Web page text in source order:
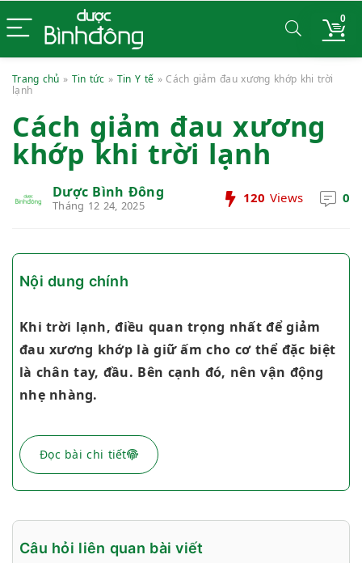
0
Trang chủ » Tin tức » Tin Y tế »Cách giảm đau xương khớp khi trời
lạnh
Cách giảm đau xương
khớp khi trời lạnh
Dược Bình Đông
Tháng 12 24, 2025 120 Views 0
Nội dung chính
Khi trời lạnh, điều quan trọng nhất để giảm
đau xương khớp là giữ ấm cho cơ thể đặc biệt
là chân tay, đầu. Bên cạnh đó, nên vận động
nhẹ nhàng.
Đọc bài chi tiết
Câu hỏi liên quan bài viết